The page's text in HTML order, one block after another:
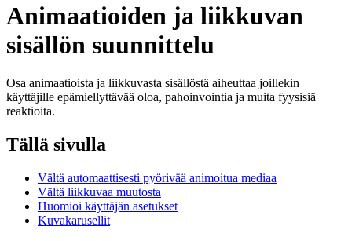
Animaatioiden ja liikkuvan
sisällön suunnittelu
Osa animaatioista ja liikkuvasta sisällöstä aiheuttaa joillekin
käyttäjille epämiellyttävää oloa, pahoinvointia ja muita fyysisiä
reaktioita.
Tällä sivulla
Vältä automaattisesti pyörivää animoitua mediaa
Vältä liikkuvaa muutosta
Huomioi käyttäjän asetukset
Kuvakarusellit